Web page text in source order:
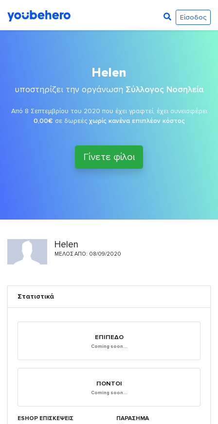
Είσοδος
Helen
υποστηρίζει την οργάνωση Σύλλογος Νοσηλεία
Από 8 Σεπτεμβρίου του 2020 που έχει γραφτεί, έχει συνεισφέρει
0,00€ σε δωρεές χωρίς κανένα επιπλέον κόστος
Γίνετε φίλοι
Helen
ΜΈΛΟΣ ΑΠΌ: 08/09/2020
Στατιστικά
ΕΠΊΠΕΔΟ
Coming soon...
ΠΌΝΤΟΙ
Coming soon...
ESHOP ΕΠΙΣΚΈΨΕΙΣ ΠΑΡΑΣΗΜΑ